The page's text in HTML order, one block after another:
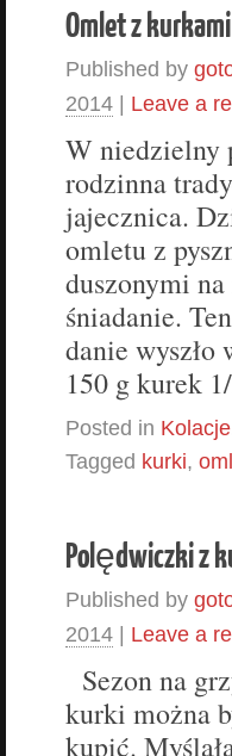
Omlet z kurkami
Published by
2014 | Leave a
W niedzielny
rodzinna
jajecznica.
omletu z
duszonymi
śniadanie.
danie
150 g kurek
Posted in Kolacje
Tagged kurki,
Polędwiczki z
Published by
2014 | Leave a
Sezon na
kurki można
kupić.